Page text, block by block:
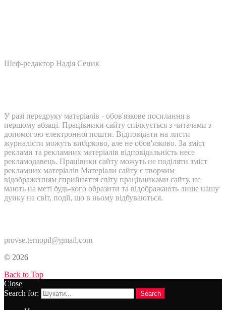
Шеф-редактор Надія Сеник
У разі передруку матеріалів - обов'язкове посилання в
першому абзаці. Працівники сайту спілкується з читачами з
допомогою електронної пошти. Відповідати на листи
журналісти можуть вибірково, але не обов'язково. За зміст
реклами та рекламних матеріалів відповідальність несе
рекламодавець. Працівнки сайту можуть не поділяти зміст
рекламних матеріалів Матеріали сайту є творчим
відображенням сприйняття світу працівниками сайту, не
мають на меті будь-кого образити та відображають лише нашу
дуику на світ, події, що в ньому відбуваються.
provse.ternopil@gmail.com
© 2026
Back to Top
Close
Search for:
Search